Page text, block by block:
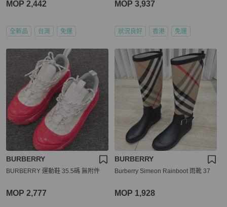
MOP 2,442
全新品 台灣 免運
MOP 3,937
狀況良好 香港 免運
BURBERRY
BURBERRY 運動鞋 35.5碼 無附件
MOP 2,777
BURBERRY
Burberry Simeon Rainboot 雨靴 37
MOP 1,928